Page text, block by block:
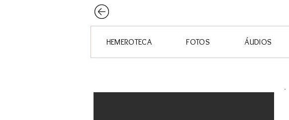
HEMEROTECA FOTOS ÁUDIOS